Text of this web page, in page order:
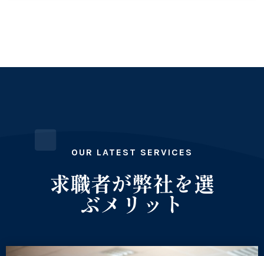
OUR LATEST SERVICES
求職者が弊社を選
ぶメリット